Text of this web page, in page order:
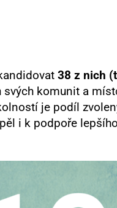
38 z nich
komunit a
je podíl
i k podpoře